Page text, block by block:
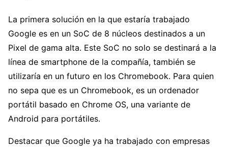
La primera solución en la que estaría trabajado
Google es en un SoC de 8 núcleos destinados a un
Pixel de gama alta. Este SoC no solo se destinará a la
línea de smartphone de la compañía, también se
utilizaría en un futuro en los Chromebook. Para quien
no sepa que es un Chromebook, es un ordenador
portátil basado en Chrome OS, una variante de
Android para portátiles.
Destacar que Google ya ha trabajado con empresas